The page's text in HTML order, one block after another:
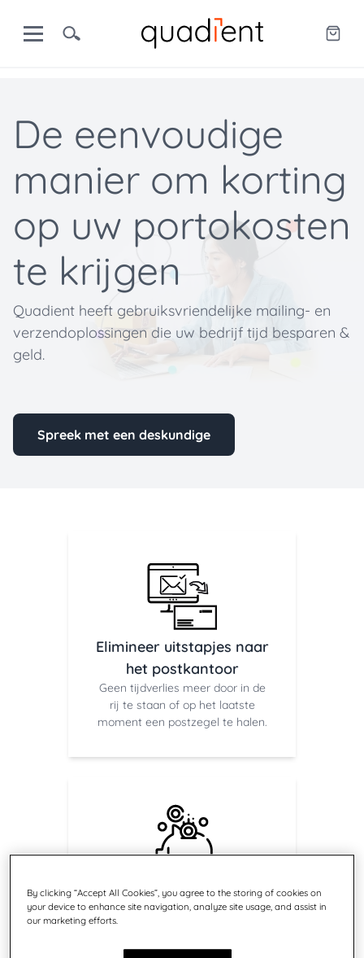
De eenvoudige
manier om korting
op uw portokosten
te krijgen
Quadient heeft gebruiksvriendelijke mailing- en
verzendoplossingen die uw bedrijf tijd besparen &
geld.
Spreek met een deskundige
Elimineer uitstapjes naar
het postkantoor
Geen tijdverlies meer door in de
rij te staan of op het laatste
moment een postzegel te halen.
Krijg toegang tot korting
over uw porto
vandaag nog over te stappen op
By clicking “Accept All Cookies”, you agree to the storing of cookies on
your device to enhance site navigation, analyze site usage, and assist in
our marketing efforts.